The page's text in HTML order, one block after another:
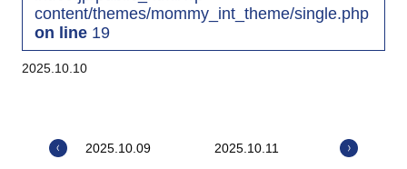
content/themes/mommy_int_theme/single.php
on line 19
2025.10.10
2025.10.09 2025.10.11